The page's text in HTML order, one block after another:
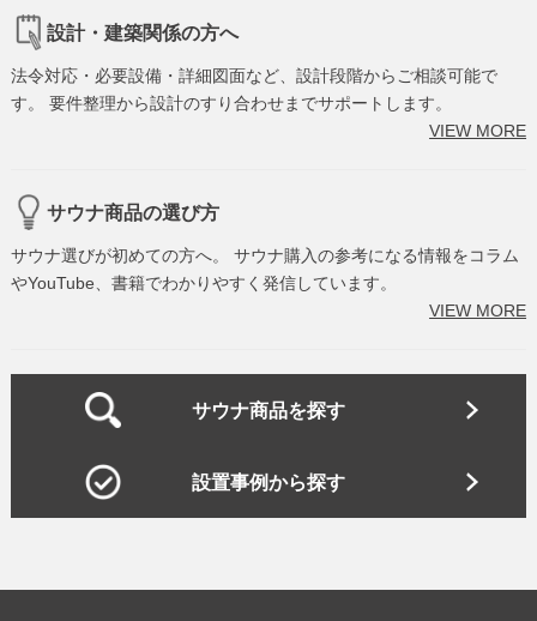
設計・建築関係の方へ
法令対応・必要設備・詳細図面など、設計段階からご相談可能で
す。 要件整理から設計のすり合わせまでサポートします。
VIEW MORE
サウナ商品の選び方
サウナ選びが初めての方へ。 サウナ購入の参考になる情報をコラム
やYouTube、書籍でわかりやすく発信しています。
VIEW MORE
サウナ商品を探す
設置事例から探す